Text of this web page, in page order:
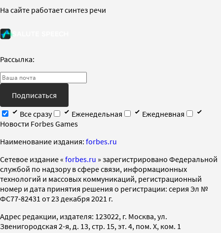
На сайте работает синтез речи
Рассылка:
Подписаться
Все сразу
Еженедельная
Ежедневная
Новости Forbes Games
Наименование издания: forbes.ru
Cетевое издание « forbes.ru » зарегистрировано Федеральной
службой по надзору в сфере связи, информационных
технологий и массовых коммуникаций, регистрационный
номер и дата принятия решения о регистрации: серия Эл №
ФС77-82431 от 23 декабря 2021 г.
Адрес редакции, издателя: 123022, г. Москва, ул.
Звенигородская 2-я, д. 13, стр. 15, эт. 4, пом. X, ком. 1